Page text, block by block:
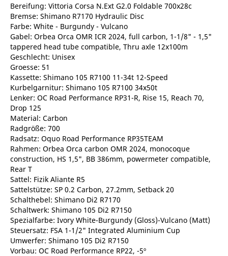
Bereifung: Vittoria Corsa N.Ext G2.0 Foldable 700x28c
Bremse: Shimano R7170 Hydraulic Disc
Farbe: White - Burgundy - Vulcano
Gabel: Orbea Orca OMR ICR 2024, full carbon, 1-1/8" - 1,5"
tappered head tube compatible, Thru axle 12x100m
Geschlecht: Unisex
Groesse: 51
Kassette: Shimano 105 R7100 11-34t 12-Speed
Kurbelgarnitur: Shimano 105 R7100 34x50t
Lenker: OC Road Performance RP31-R, Rise 15, Reach 70,
Drop 125
Material: Carbon
Radgröße: 700
Radsatz: Oquo Road Performance RP35TEAM
Rahmen: Orbea Orca carbon OMR 2024, monocoque
construction, HS 1,5", BB 386mm, powermeter compatible,
Rear T
Sattel: Fizik Aliante R5
Sattelstütze: SP 0.2 Carbon, 27.2mm, Setback 20
Schalthebel: Shimano Di2 R7170
Schaltwerk: Shimano 105 Di2 R7150
Spezialfarbe: Ivory White-Burgundy (Gloss)-Vulcano (Matt)
Steuersatz: FSA 1-1/2" Integrated Aluminium Cup
Umwerfer: Shimano 105 Di2 R7150
Vorbau: OC Road Performance RP22, -5º